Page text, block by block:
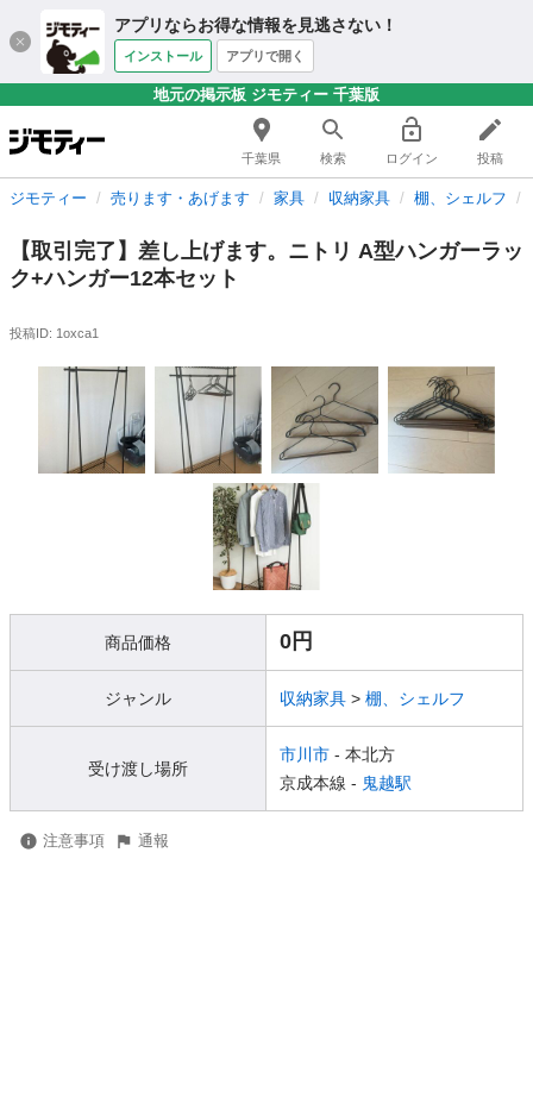
アプリならお得な情報を見逃さない！
インストール アプリで開く
地元の掲示板 ジモティー 千葉版
千葉県 検索 ログイン 投稿
ジモティー 売ります・あげます 家具 収納家具 棚、シェルフ
【取引完了】差し上げます。ニトリ A型ハンガーラッ
ク+ハンガー12本セット
投稿ID: 1oxca1
商品価格 0円
ジャンル 収納家具 > 棚、シェルフ
受け渡し場所
市川市 - 本北方
京成本線 - 鬼越駅
注意事項 通報